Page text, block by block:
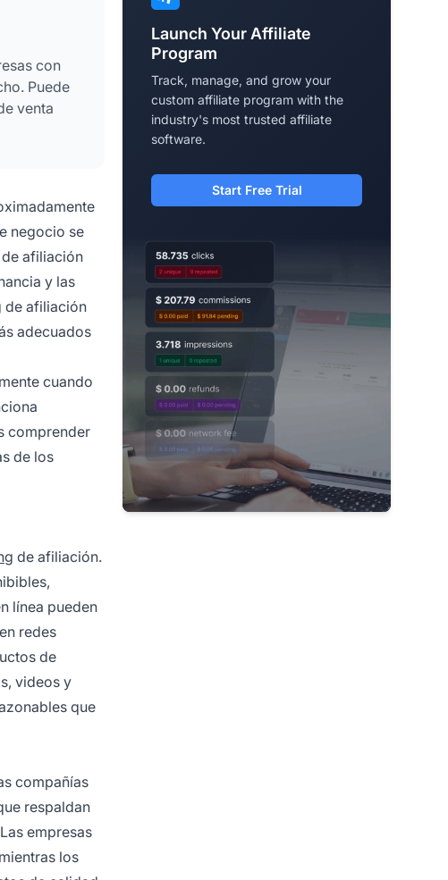
con
Puede
venta
negocio se
afiliación
y las
de afiliación
adecuados
cuando
comprender
de los
de afiliación.
línea pueden
redes
de
videos y
que
compañías
respaldan
empresas
los
Launch Your Affiliate
Program
Track, manage, and grow your
custom affiliate program with the
industry's most trusted affiliate
software.
Start Free Trial